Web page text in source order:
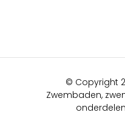
© Copyright
Zwembaden,